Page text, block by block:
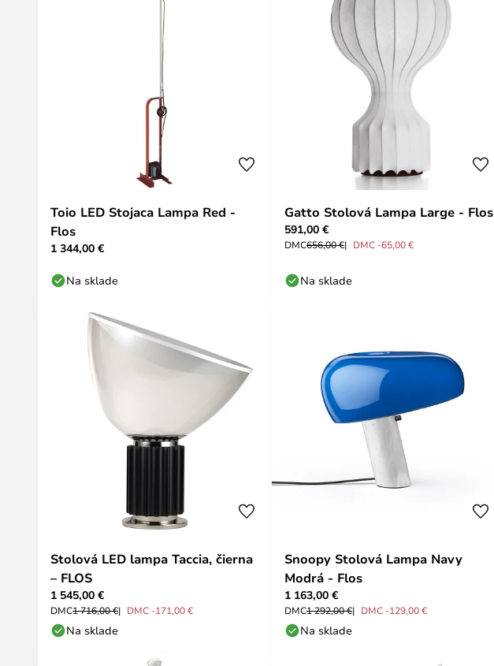
Toio LED Stojaca Lampa Red -
Flos
1 344,00 €
Na sklade
Gatto Stolová Lampa Large - Flos
591,00 €
DMC656,00 € DMC -65,00 €
Na sklade
Stolová LED lampa Taccia, čierna
– FLOS
1 545,00 €
DMC1 716,00 € DMC -171,00 €
Na sklade
Snoopy Stolová Lampa Navy
Modrá - Flos
1 163,00 €
DMC1 292,00 € DMC -129,00 €
Na sklade